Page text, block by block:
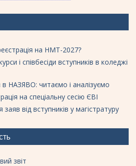
на НМТ-2027?
і співбесіди вступників в коледжі
НАЗЯВО: читаємо і аналізуємо
на спеціальну сесію ЄВІ
від вступників у магістратуру
звіт